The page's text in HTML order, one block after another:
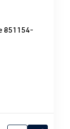
851154-